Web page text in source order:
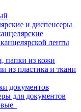
и диспенсеры
ленты
папки из кожи
из пластика и ткани
документов
для документов